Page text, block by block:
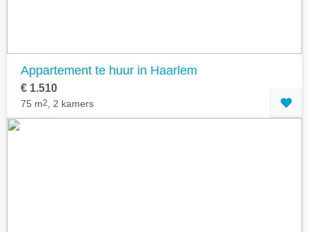
Appartement te huur in Haarlem
€ 1.510
75 m2 , 2 kamers